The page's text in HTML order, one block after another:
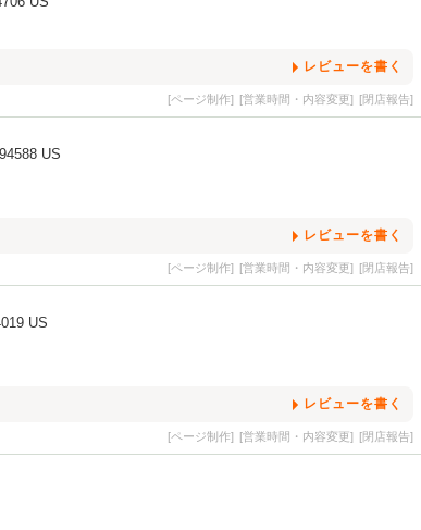
レビューを書く
[ページ制作] [営業時間・内容変更] [閉店報告]
US
レビューを書く
[ページ制作] [営業時間・内容変更] [閉店報告]
US
レビューを書く
[ページ制作] [営業時間・内容変更] [閉店報告]